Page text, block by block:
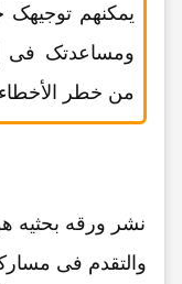
یمکنهم توجیهک
ومساعدتک فی
من خطر الأخطاء
نشر ورقه بحثیه
والتقدم فی